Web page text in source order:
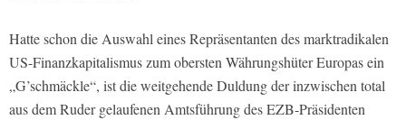
Hatte schon die Auswahl eines Repräsentanten des marktradikalen
US-Finanzkapitalismus zum obersten Währungshüter Europas ein
„G’schmäckle“, ist die weitgehende Duldung der inzwischen total
aus dem Ruder gelaufenen Amtsführung des EZB-Präsidenten